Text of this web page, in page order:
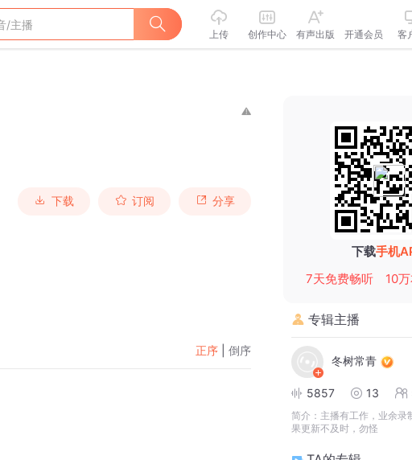
上传 创作中心 有声出版 开通会员 客
下载 订阅 分享
正序 倒序
下载手机
7天免费畅听
10
专辑主播
冬树常青
5857 13
简介： 主播有工作，业余录
果更新不及时，勿怪